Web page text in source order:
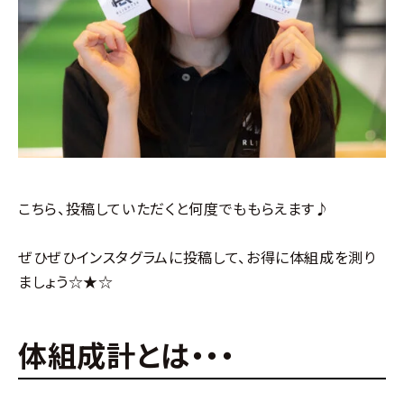
こちら、投稿していただくと何度でももらえます♪
ぜひぜひインスタグラムに投稿して、お得に体組成を測り
ましょう☆★☆
体組成計とは・・・